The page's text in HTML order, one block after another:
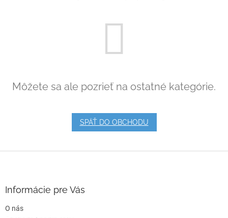
Môžete sa ale pozrieť na ostatné kategórie.
SPÄŤ DO OBCHODU
Informácie pre Vás
O nás